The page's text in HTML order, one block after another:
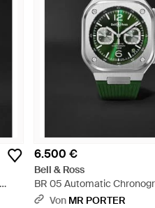
6.500 €
Bell & Ross
BR 05 Automatic
Stainless Steel Watch -
Von MR PORTER